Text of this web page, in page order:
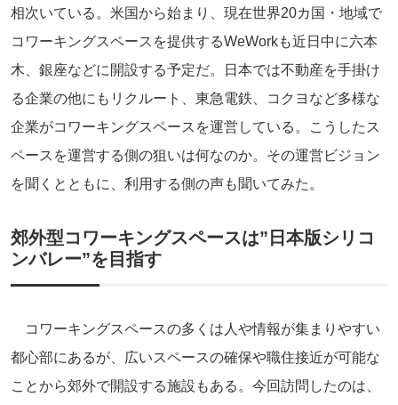
相次いている。米国から始まり、現在世界20カ国・地域で
コワーキングスペースを提供するWeWorkも近日中に六本
木、銀座などに開設する予定だ。日本では不動産を手掛け
る企業の他にもリクルート、東急電鉄、コクヨなど多様な
企業がコワーキングスペースを運営している。こうしたス
ペースを運営する側の狙いは何なのか。その運営ビジョン
を聞くとともに、利用する側の声も聞いてみた。
郊外型コワーキングスペースは”日本版シリコ
ンバレー”を目指す
コワーキングスペースの多くは人や情報が集まりやすい
都心部にあるが、広いスペースの確保や職住接近が可能な
ことから郊外で開設する施設もある。今回訪問したのは、